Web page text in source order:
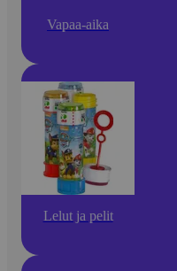
Vapaa-aika
Lelut ja pelit